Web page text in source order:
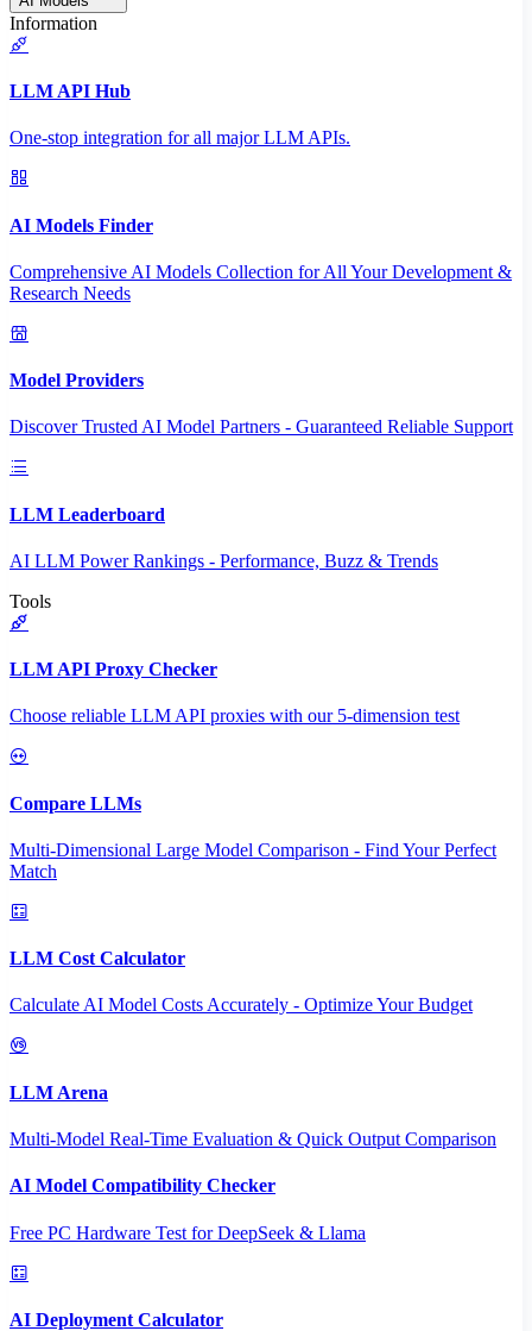
Information
LLM API Hub
One-stop integration for all major LLM APIs.
AI Models Finder
Comprehensive AI Models Collection for All Your Development &
Research Needs
Model Providers
Discover Trusted AI Model Partners - Guaranteed Reliable Support
LLM Leaderboard
AI LLM Power Rankings - Performance, Buzz & Trends
Tools
LLM API Proxy Checker
Choose reliable LLM API proxies with our 5-dimension test
Compare LLMs
Multi-Dimensional Large Model Comparison - Find Your Perfect
Match
LLM Cost Calculator
Calculate AI Model Costs Accurately - Optimize Your Budget
LLM Arena
Multi-Model Real-Time Evaluation & Quick Output Comparison
AI Model Compatibility Checker
Free PC Hardware Test for DeepSeek & Llama
AI Deployment Calculator